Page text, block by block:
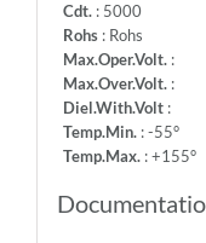
Cdt.: 5000
Rohs: Rohs
Max.Oper.Volt.:
Max.Over.Volt.:
Diel.With.Volt:
Temp.Min.: -55°
Temp.Max.: +155°